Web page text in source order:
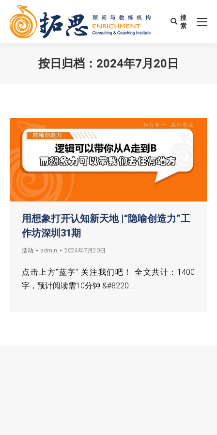
Search:
搜
索
按日归档： 2024年7月20日
用想象打开认知新天地 |“隐喻创造力”工
作坊深圳31期
活动 admin 2024年7月20日
点击上方”蓝字” 关注我们吧！ 全文共计：1400
字，预计阅读需10分钟 &#8220…